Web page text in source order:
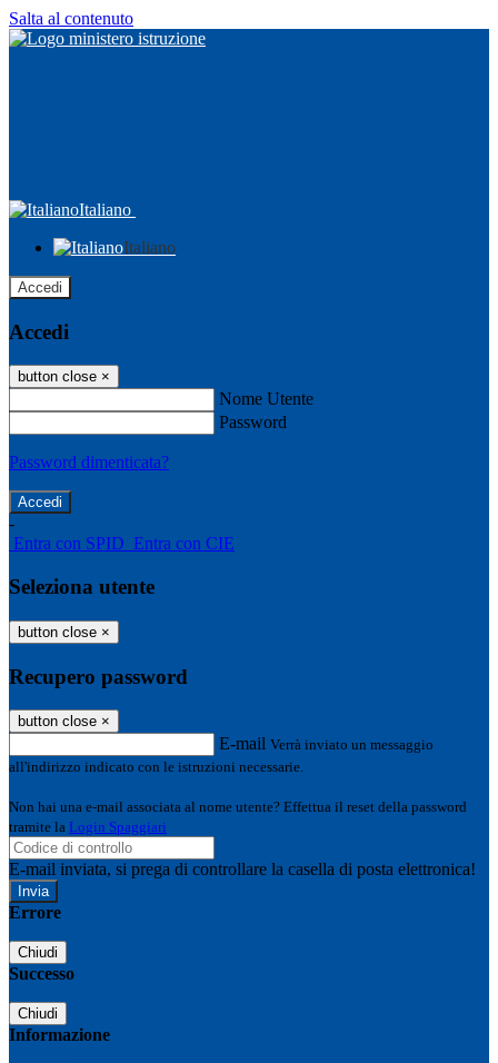
Salta al contenuto
Italiano
Italiano
Accedi
Accedi
button close ×
Nome Utente
Password
Password dimenticata?
-
Entra con SPID Entra con CIE
Seleziona utente
button close ×
Recupero password
button close ×
E-mail Verrà inviato un messaggio
all'indirizzo indicato con le istruzioni necessarie.
Non hai una e-mail associata al nome utente? Effettua il reset della password
tramite la Login Spaggiari
E-mail inviata, si prega di controllare la casella di posta elettronica!
Errore
Chiudi
Successo
Chiudi
Informazione